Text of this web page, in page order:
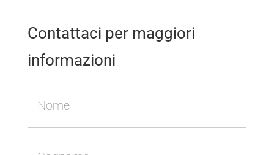
Contattaci per maggiori
informazioni